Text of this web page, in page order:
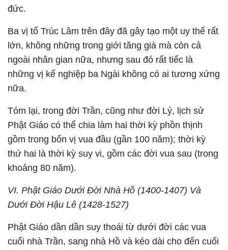
đức.
Ba vị tổ Trúc Lâm trên đây đã gây tạo một uy thế rất
lớn, không những trong giới tăng già mà còn cả
ngoài nhân gian nữa, nhưng sau đó rất tiếc là
những vị kế nghiệp ba Ngài không có ai tương xứng
nữa.
Tóm lại, trong đời Trần, cũng như đời Lý, lịch sử
Phật Giáo có thể chia làm hai thời kỳ phồn thịnh
gồm trong bốn vị vua đầu (gần 100 năm); thời kỳ
thứ hai là thời kỳ suy vi, gồm các đời vua sau (trong
khoảng 80 năm).
VI. Phật Giáo Dưới Đời Nhà Hồ (1400-1407) Và
Dưới Đời Hậu Lê (1428-1527)
Phật Giáo dần dần suy thoái từ dưới đời các vua
cuối nhà Trần, sang nhà Hồ và kéo dài cho đến cuối